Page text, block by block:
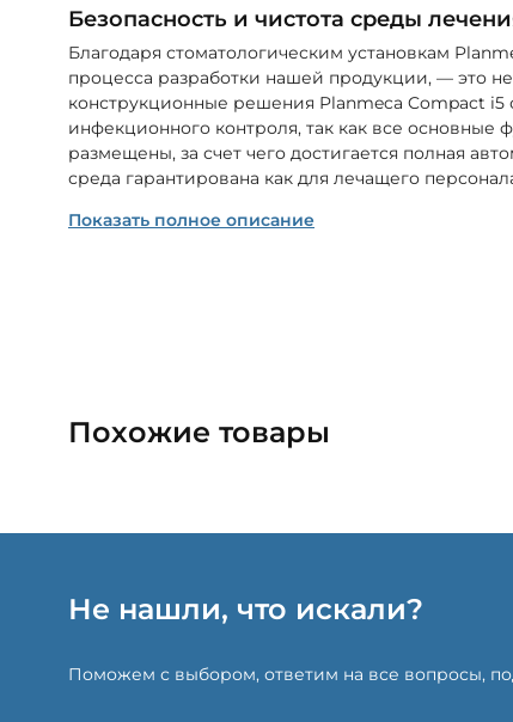
Безопасность и чистота среды
Благодаря стоматологическим установкам
процесса разработки нашей продукции, — это
конструкционные решения Planmeca Compact i5
инфекционного контроля, так как все
размещены, за счет чего достигается полная
среда гарантирована как для лечащего
Показать полное описание
Похожие товары
Не нашли, что искали?
Поможем с выбором, ответим на все вопросы,